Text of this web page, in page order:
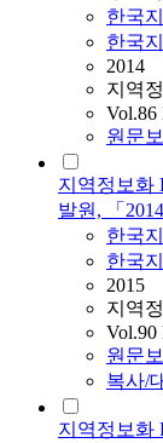
한국
한국
2014
지역
Vol.86
원문보
지역정보화
발원, 「
한국
한국
2015
지역
Vol.90
원문보
복사/
지역정보화